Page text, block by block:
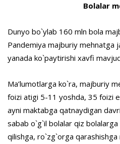
Bolalar
Dunyo bo`ylab 160 mln bola
Pandemiya majburiy mehnatga
yanada ko`paytirishi xavfi
Ma’lumotlarga ko`ra, majburiy
foizi atigi 5-11 yoshda, 35 foizi
ayni maktabga qatnaydigan
sabab o`g`il bolalar qiz
qilishga, ro`zg`orga